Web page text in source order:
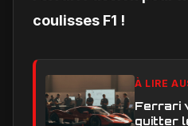
coulisses F1 !
À LIRE
Ferrari
quitter